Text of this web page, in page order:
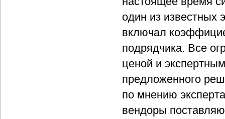
один из известных
включал
подрядчика. Все
ценой и
предложенного
по мнению
вендоры